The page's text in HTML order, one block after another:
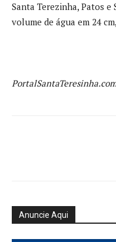
Santa Terezinha, Patos e
volume de água em 24
Anuncie Aqui